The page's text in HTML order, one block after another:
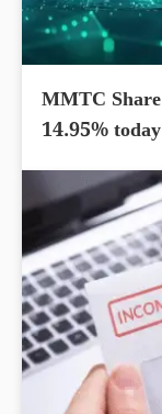
MMTC
14.95% today